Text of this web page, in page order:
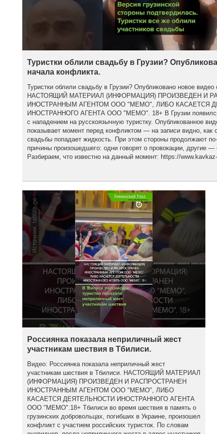
Туристки облили свадьбу в Грузии?
начала конфликта.
Туристки облили свадьбу в Грузии? Опубликовано новое
НАСТОЯЩИЙ МАТЕРИАЛ (ИНФОРМАЦИЯ) ПРОИЗВЕДЕН И
ИНОСТРАННЫМ АГЕНТОМ ООО "МЕМО", ЛИБО КАСАЕТСЯ
ИНОСТРАННОГО АГЕНТА ООО "МЕМО". 18+ В Грузии появился
с нападением на русскоязычную туристку. Опубликованное
показывает момент перед конфликтом — на записи видно, как
свадьбы попадает жидкость. При этом стороны продолжают
причины произошедшего: одни говорят о провокации, другие —
Разбираем, что известно на данный момент: https://
Россиянка показала неприличный жест
участникам шествия в Тбилиси.
Видео: Россиянка показала неприличный жест
участникам шествия в Тбилиси. НАСТОЯЩИЙ МАТЕРИАЛ
(ИНФОРМАЦИЯ) ПРОИЗВЕДЕН И РАСПРОСТРАНЕН
ИНОСТРАННЫМ АГЕНТОМ ООО "МЕМО", ЛИБО
КАСАЕТСЯ ДЕЯТЕЛЬНОСТИ ИНОСТРАННОГО АГЕНТА
ООО "МЕМО".18+ Тбилиси во время шествия в память о
грузинских добровольцах, погибших в Украине, произошел
конфликт с участием российских туристок. По словам